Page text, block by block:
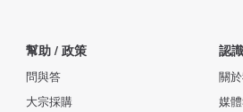
幫助 / 政策
問與答
大宗採購
認
關
媒